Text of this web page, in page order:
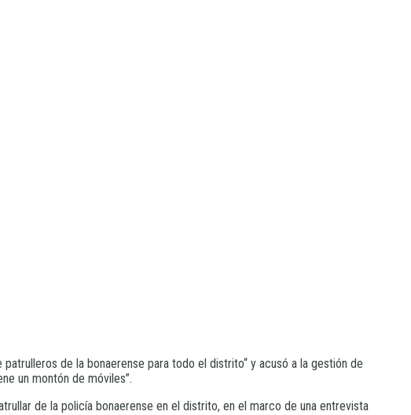
patrulleros de la bonaerense para todo el distrito“ y acusó a la gestión de
un montón de móviles”.
de la policía bonaerense en el distrito, en el marco de una entrevista